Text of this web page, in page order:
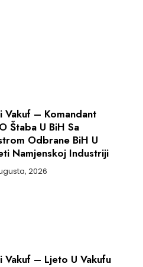
Vakuf – Komandant
Štaba U BiH Sa
Odbrane BiH U
Namjenskoj Industriji
2026
Vakuf – Ljeto U Vakufu